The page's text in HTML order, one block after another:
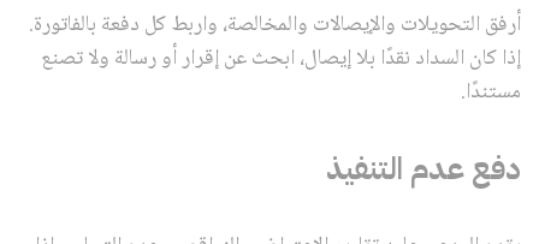
أرفق التحويلات والإيصالات والمخالصة، واربط كل دفعة بالفاتورة.
إذا كان السداد نقدًا بلا إيصال، ابحث عن إقرار أو رسالة ولا تصنع
مستندًا.
دفع عدم التنفيذ